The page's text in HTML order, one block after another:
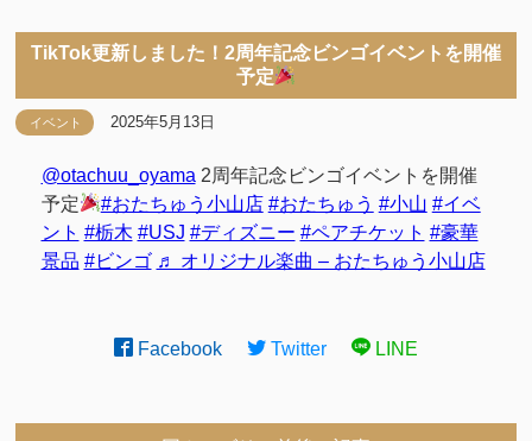
TikTok更新しました！2周年記念ビンゴイベントを開催
予定
イベント 2025年5月13日
@otachuu_oyama 2周年記念ビンゴイベントを開催
予定
#おたちゅう小山店 #おたちゅう #小山 #イベ
ント #栃木 #USJ #ディズニー #ペアチケット #豪華
景品 #ビンゴ ♬ オリジナル楽曲 – おたちゅう小山店
Facebook Twitter LINE